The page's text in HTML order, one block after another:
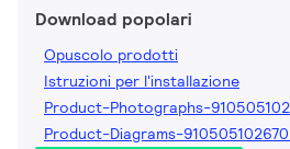
Download popolari
Opuscolo prodotti
Istruzioni per l'installazione
Product-Photographs-
Product-Diagrams-